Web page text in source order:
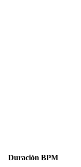
Duración BPM